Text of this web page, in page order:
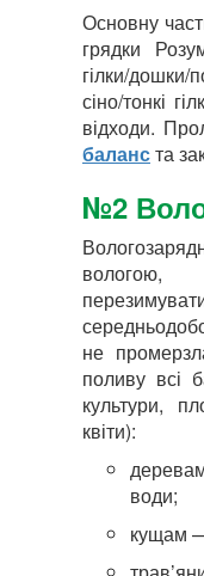
Основну
грядки
гілки/
сіно/тонкі
відходи.
баланста
№2
вологою,
не
поливу всі
культури,
квіти):
води;
кущам